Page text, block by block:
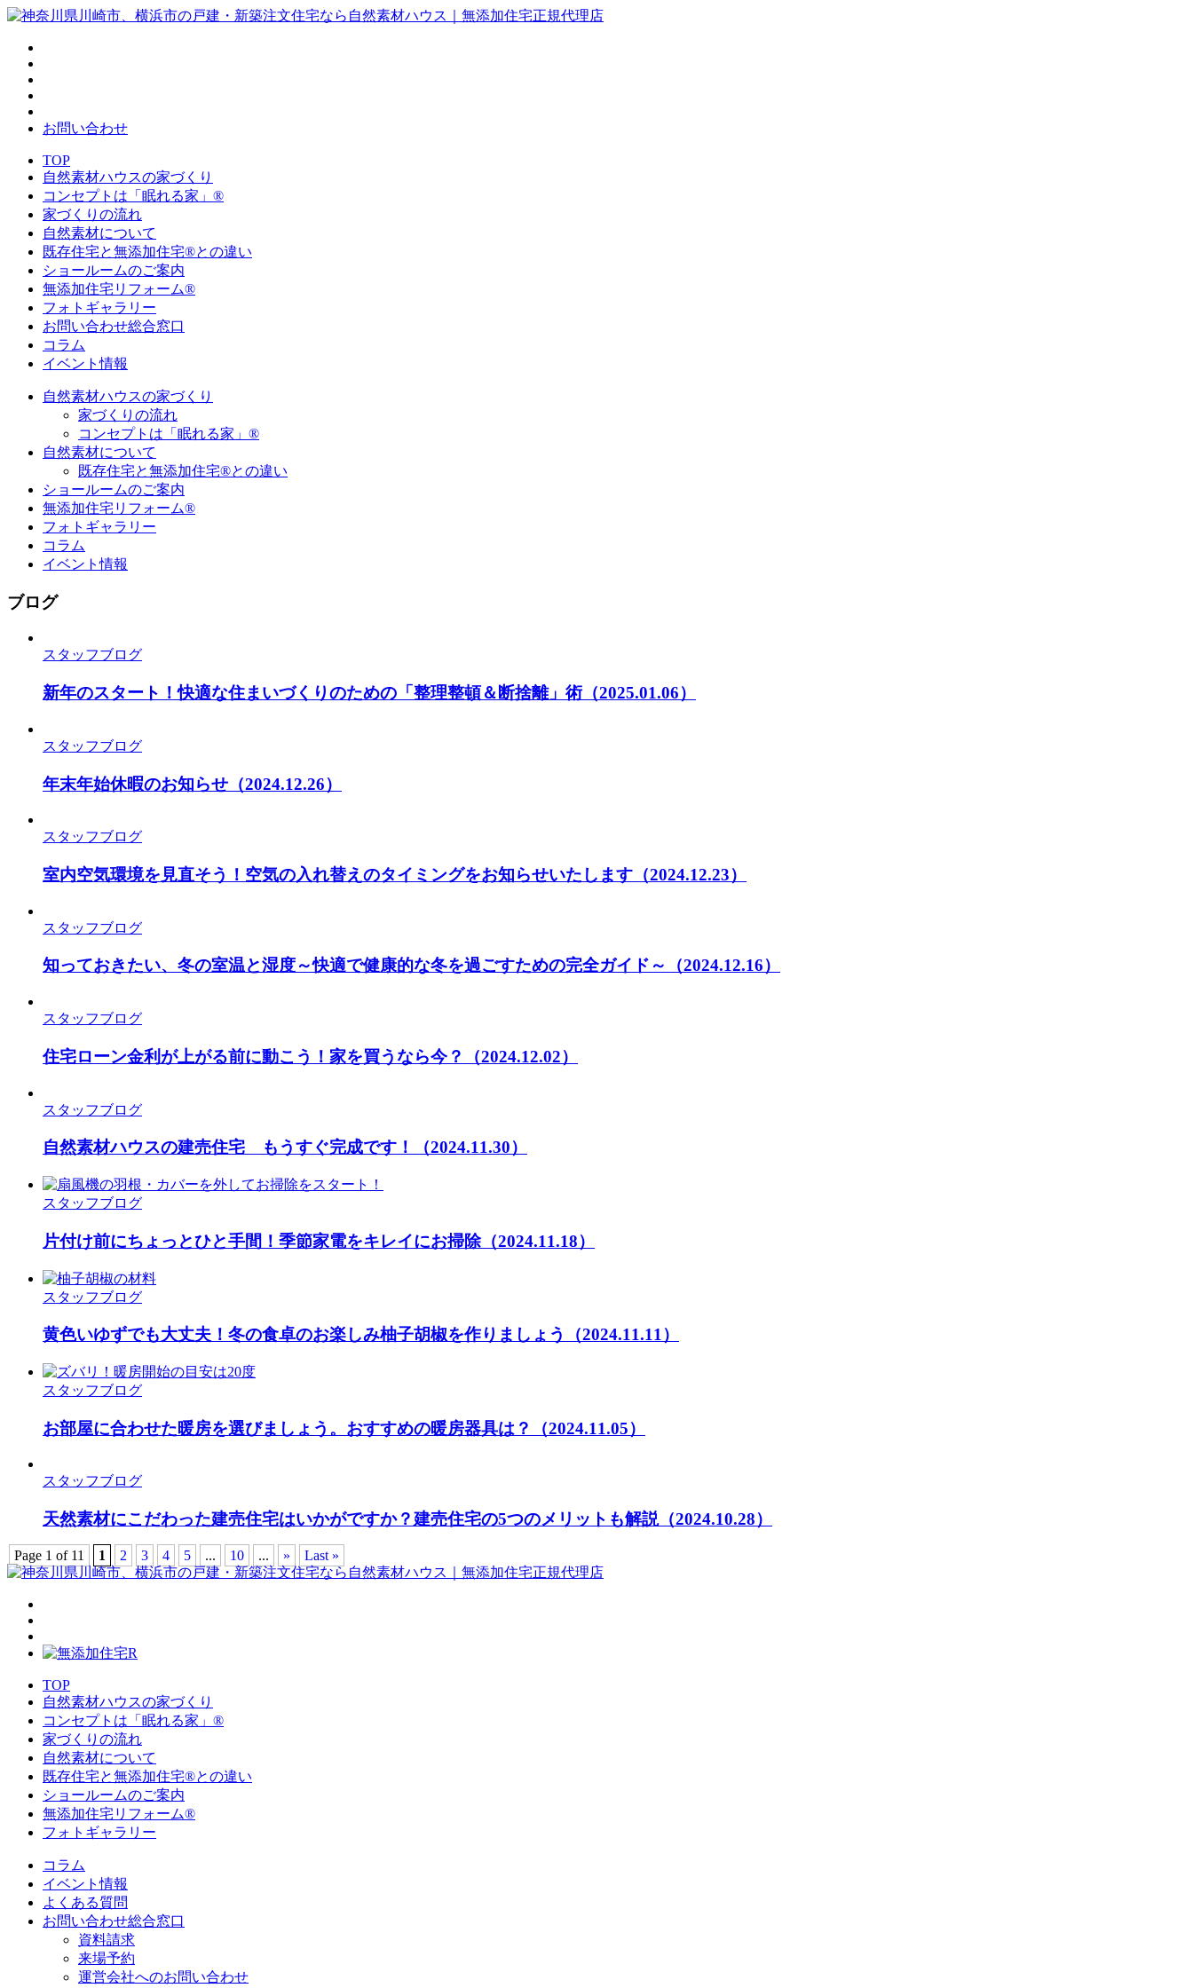
お問い合わせ
TOP
自然素材ハウスの家づくり
コンセプトは「眠れる家」®
家づくりの流れ
自然素材について
既存住宅と無添加住宅®との違い
ショールームのご案内
無添加住宅リフォーム®
フォトギャラリー
お問い合わせ総合窓口
コラム
イベント情報
自然素材ハウスの家づくり
家づくりの流れ
コンセプトは「眠れる家」®
自然素材について
既存住宅と無添加住宅®との違い
ショールームのご案内
無添加住宅リフォーム®
フォトギャラリー
コラム
イベント情報
ブログ
スタッフブログ
新年のスタート！快適な住まいづくりのための「整理整頓＆断捨離」術（2025.01.06）
スタッフブログ
年末年始休暇のお知らせ （2024.12.26）
スタッフブログ
室内空気環境を見直そう！空気の入れ替えのタイミングをお知らせいたします （2024.12.23）
スタッフブログ
知っておきたい、冬の室温と湿度～快適で健康的な冬を過ごすための完全ガイド～ （2024.12.16）
スタッフブログ
住宅ローン金利が上がる前に動こう！家を買うなら今？ （2024.12.02）
スタッフブログ
自然素材ハウスの建売住宅 もうすぐ完成です！ （2024.11.30）
スタッフブログ
片付け前にちょっとひと手間！季節家電をキレイにお掃除（2024.11.18）
スタッフブログ
黄色いゆずでも大丈夫！冬の食卓のお楽しみ柚子胡椒を作りましょう （2024.11.11）
スタッフブログ
お部屋に合わせた暖房を選びましょう。おすすめの暖房器具は？ （2024.11.05）
スタッフブログ
天然素材にこだわった建売住宅はいかがですか？建売住宅の5つのメリットも解説（2024.10.28）
Page 1 of 11 1 2 3 4 5 ... 10 ... » Last »
TOP
自然素材ハウスの家づくり
コンセプトは「眠れる家」®
家づくりの流れ
自然素材について
既存住宅と無添加住宅®との違い
ショールームのご案内
無添加住宅リフォーム®
フォトギャラリー
コラム
イベント情報
よくある質問
お問い合わせ総合窓口
資料請求
来場予約
運営会社へのお問い合わせ